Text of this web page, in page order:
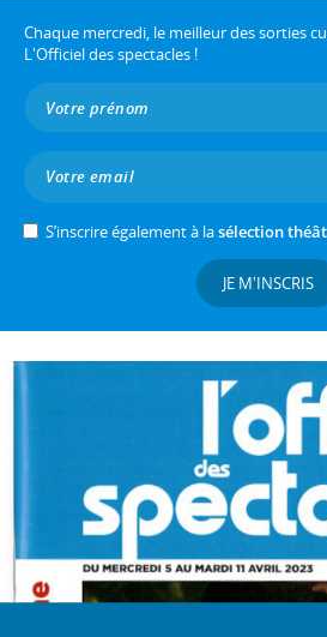
Chaque mercredi, le meilleur des sorties
L'Officiel des spectacles !
S’inscrire également à lasélection
JE M'INSCRIS